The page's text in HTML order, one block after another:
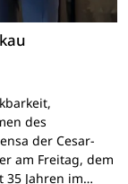
des
der Cesar-
am Freitag, dem
35 Jahren im…